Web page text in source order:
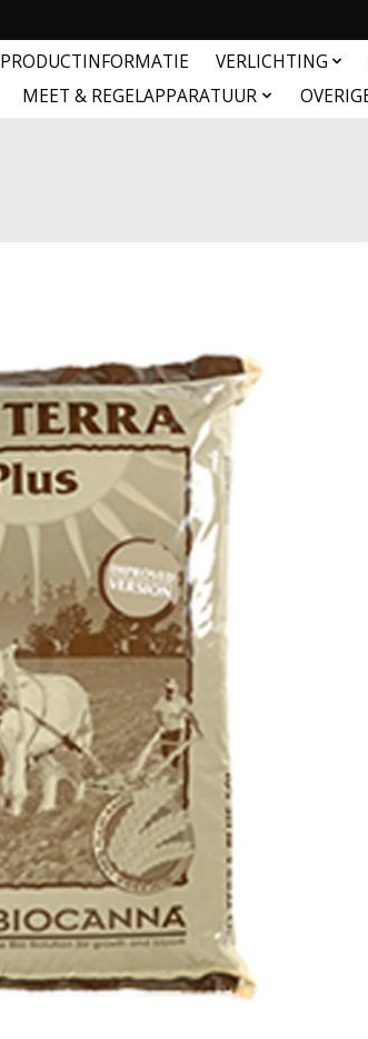
PRODUCTINFORMATIE VERLICHTING
MEET & REGELAPPARATUUR